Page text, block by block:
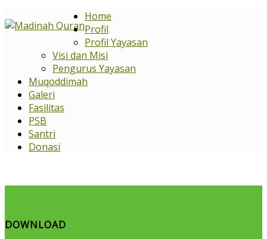
Home
Profil
Profil Yayasan
Visi dan Misi
Pengurus Yayasan
Muqoddimah
Galeri
Fasilitas
PSB
Santri
Donasi
DOWNLOAD